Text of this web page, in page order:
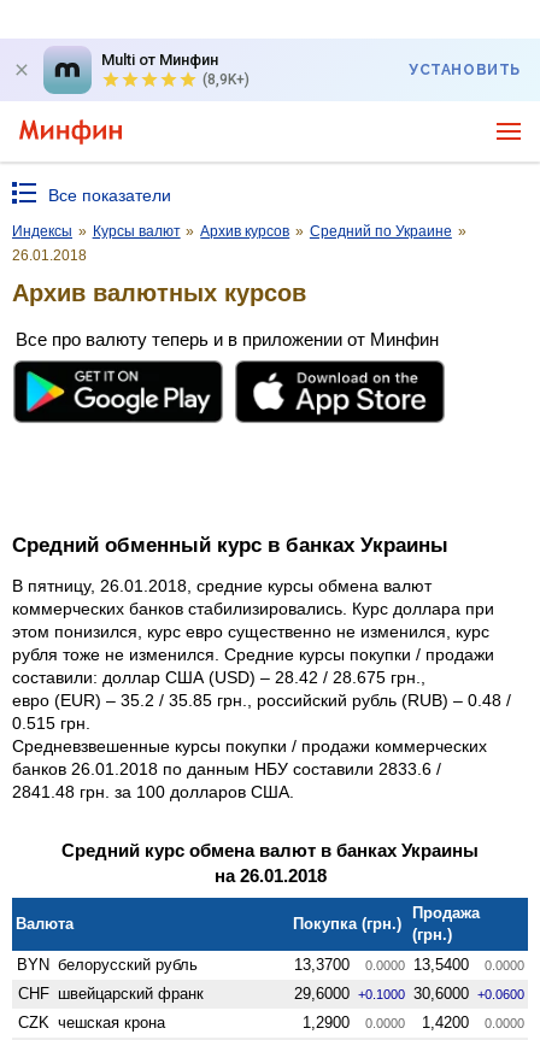
Multi от Минфин
(8,9K+)
УСТАНОВИТЬ
Все показатели
Индексы » Курсы валют » Архив курсов » Средний по Украине »
26.01.2018
Архив валютных курсов
Все про валюту теперь и в приложении от Минфин
Средний обменный курс в банках Украины
В пятницу, 26.01.2018, средние курсы обмена валют
коммерческих банков стабилизировались. Курс доллара при
этом понизился, курс евро существенно не изменился, курс
рубля тоже не изменился. Средние курсы покупки / продажи
составили: доллар США (USD) – 28.42 / 28.675 грн.,
евро (EUR) – 35.2 / 35.85 грн., российский рубль (RUB) – 0.48 /
0.515 грн.
Средневзвешенные курсы покупки / продажи коммерческих
банков 26.01.2018 по данным НБУ составили 2833.6 /
2841.48 грн. за 100 долларов США.
Средний курс обмена валют в банках Украины
на 26.01.2018
Валюта Покупка (грн.)
Продажа
(грн.)
BYN белорусский рубль 13,3700 0.0000 13,5400 0.0000
CHF швейцарский франк 29,6000 +0.1000 30,6000 +0.0600
CZK чешская крона 1,2900 0.0000 1,4200 0.0000